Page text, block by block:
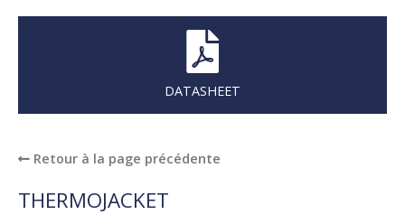
DATASHEET
Retour à la page précédente
THERMOJACKET